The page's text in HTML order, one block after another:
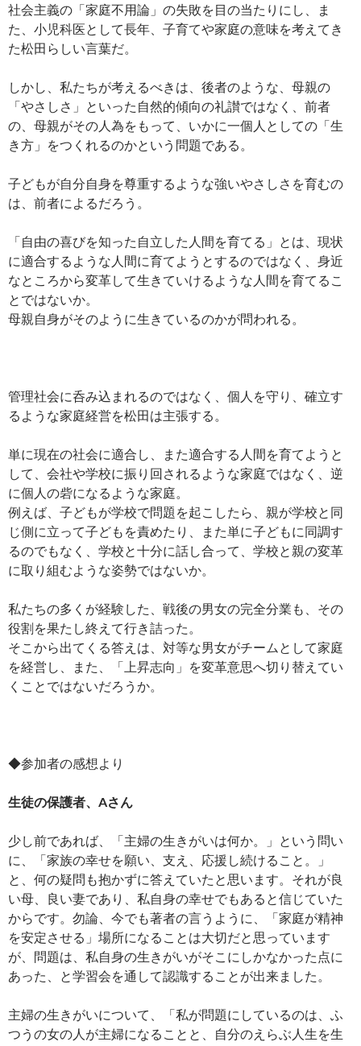
社会主義の「家庭不用論」の失敗を目の当たりにし、ま
た、小児科医として長年、子育てや家庭の意味を考えてき
た松田らしい言葉だ。
しかし、私たちが考えるべきは、後者のような、母親の
「やさしさ」といった自然的傾向の礼讃ではなく、前者
の、母親がその人為をもって、いかに一個人としての「生
き方」をつくれるのかという問題である。
子どもが自分自身を尊重するような強いやさしさを育むの
は、前者によるだろう。
「自由の喜びを知った自立した人間を育てる」とは、現状
に適合するような人間に育てようとするのではなく、身近
なところから変革して生きていけるような人間を育てるこ
とではないか。
母親自身がそのように生きているのかが問われる。
管理社会に呑み込まれるのではなく、個人を守り、確立す
るような家庭経営を松田は主張する。
単に現在の社会に適合し、また適合する人間を育てようと
して、会社や学校に振り回されるような家庭ではなく、逆
に個人の砦になるような家庭。
例えば、子どもが学校で問題を起こしたら、親が学校と同
じ側に立って子どもを責めたり、また単に子どもに同調す
るのでもなく、学校と十分に話し合って、学校と親の変革
に取り組むような姿勢ではないか。
私たちの多くが経験した、戦後の男女の完全分業も、その
役割を果たし終えて行き詰った。
そこから出てくる答えは、対等な男女がチームとして家庭
を経営し、また、「上昇志向」を変革意思へ切り替えてい
くことではないだろうか。
◆参加者の感想より
生徒の保護者、Aさん
少し前であれば、「主婦の生きがいは何か。」という問い
に、「家族の幸せを願い、支え、応援し続けること。」
と、何の疑問も抱かずに答えていたと思います。それが良
い母、良い妻であり、私自身の幸せでもあると信じていた
からです。勿論、今でも著者の言うように、「家庭が精神
を安定させる」場所になることは大切だと思っています
が、問題は、私自身の生きがいがそこにしかなかった点に
あった、と学習会を通して認識することが出来ました。
主婦の生きがいについて、「私が問題にしているのは、ふ
つうの女の人が主婦になることと、自分のえらぶ人生を生